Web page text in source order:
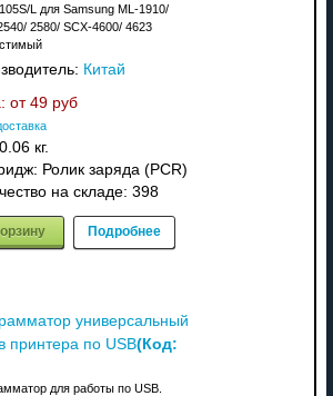
L для Samsung ML-1910/
2580/ SCX-4600/ 4623
Китай
от 49 руб
0.06 кг.
Ролик заряда (PCR)
на складе: 398
Подробнее
универсальный
принтера по USB(Код:
для работы по USB.